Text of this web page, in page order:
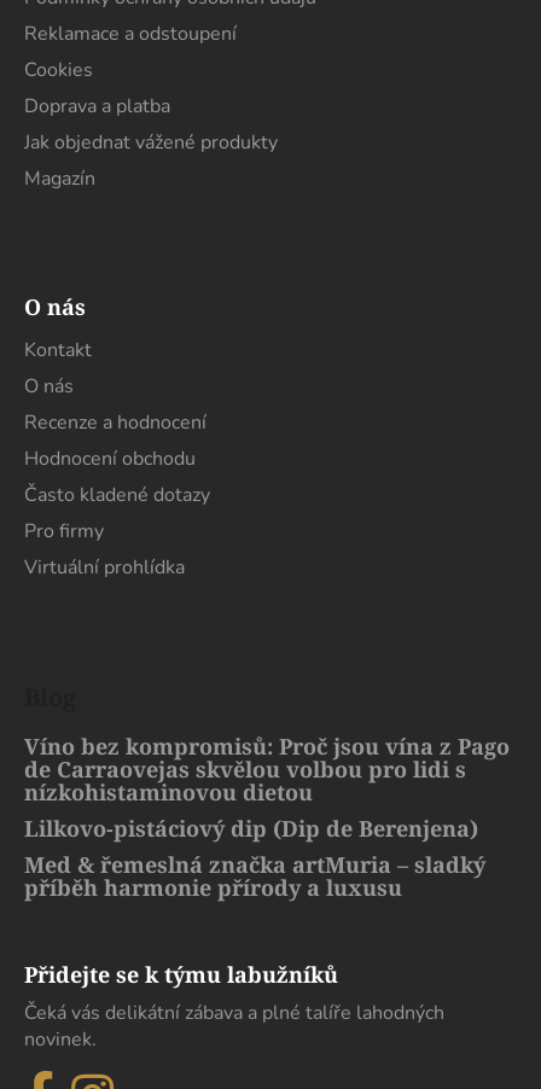
Reklamace a odstoupení
Cookies
Doprava a platba
Jak objednat vážené produkty
Magazín
O nás
Kontakt
O nás
Recenze a hodnocení
Hodnocení obchodu
Často kladené dotazy
Pro firmy
Virtuální prohlídka
Víno bez kompromisů: Proč jsou vína z Pago
de Carraovejas skvělou volbou pro lidi s
nízkohistaminovou dietou
Lilkovo-pistáciový dip (Dip de Berenjena)
Med & řemeslná značka artMuria – sladký
příběh harmonie přírody a luxusu
Přidejte se k týmu labužníků
Čeká vás delikátní zábava a plné talíře lahodných
novinek.